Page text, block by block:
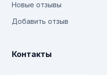
Новые отзывы
Добавить отзыв
Контакты